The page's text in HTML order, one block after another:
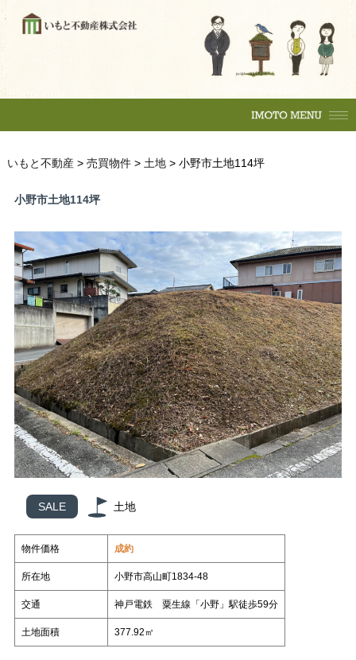
購入の流れ
マンション
土地
住居
テナント
事務所
売却相談
（査定依頼）
不動産
なんでも相談
賃貸管理
会社案内
いもとスタイル
会社概要
スタッフ紹介
いもとの仲間たち
コラム
日々、不動産
管理業って面白い
売買物件
一戸建
賃貸物件
住居
テナント
事務所
収益物件
駐車場
各種相談
売却相談
（査定依頼）
不動産
なんでも相談
賃貸管理
会社案内
いもとスタイル
スタッフ紹介
コラム
日々、不動産
いもと不動産> 売買物件> 土地> 小野市土地114坪
小野市土地114坪
SALE 土地
物件価格 成約
所在地 小野市高山町1834-48
交通 神戸電鉄 粟生線「小野」駅徒歩59分
土地面積 377.92㎡